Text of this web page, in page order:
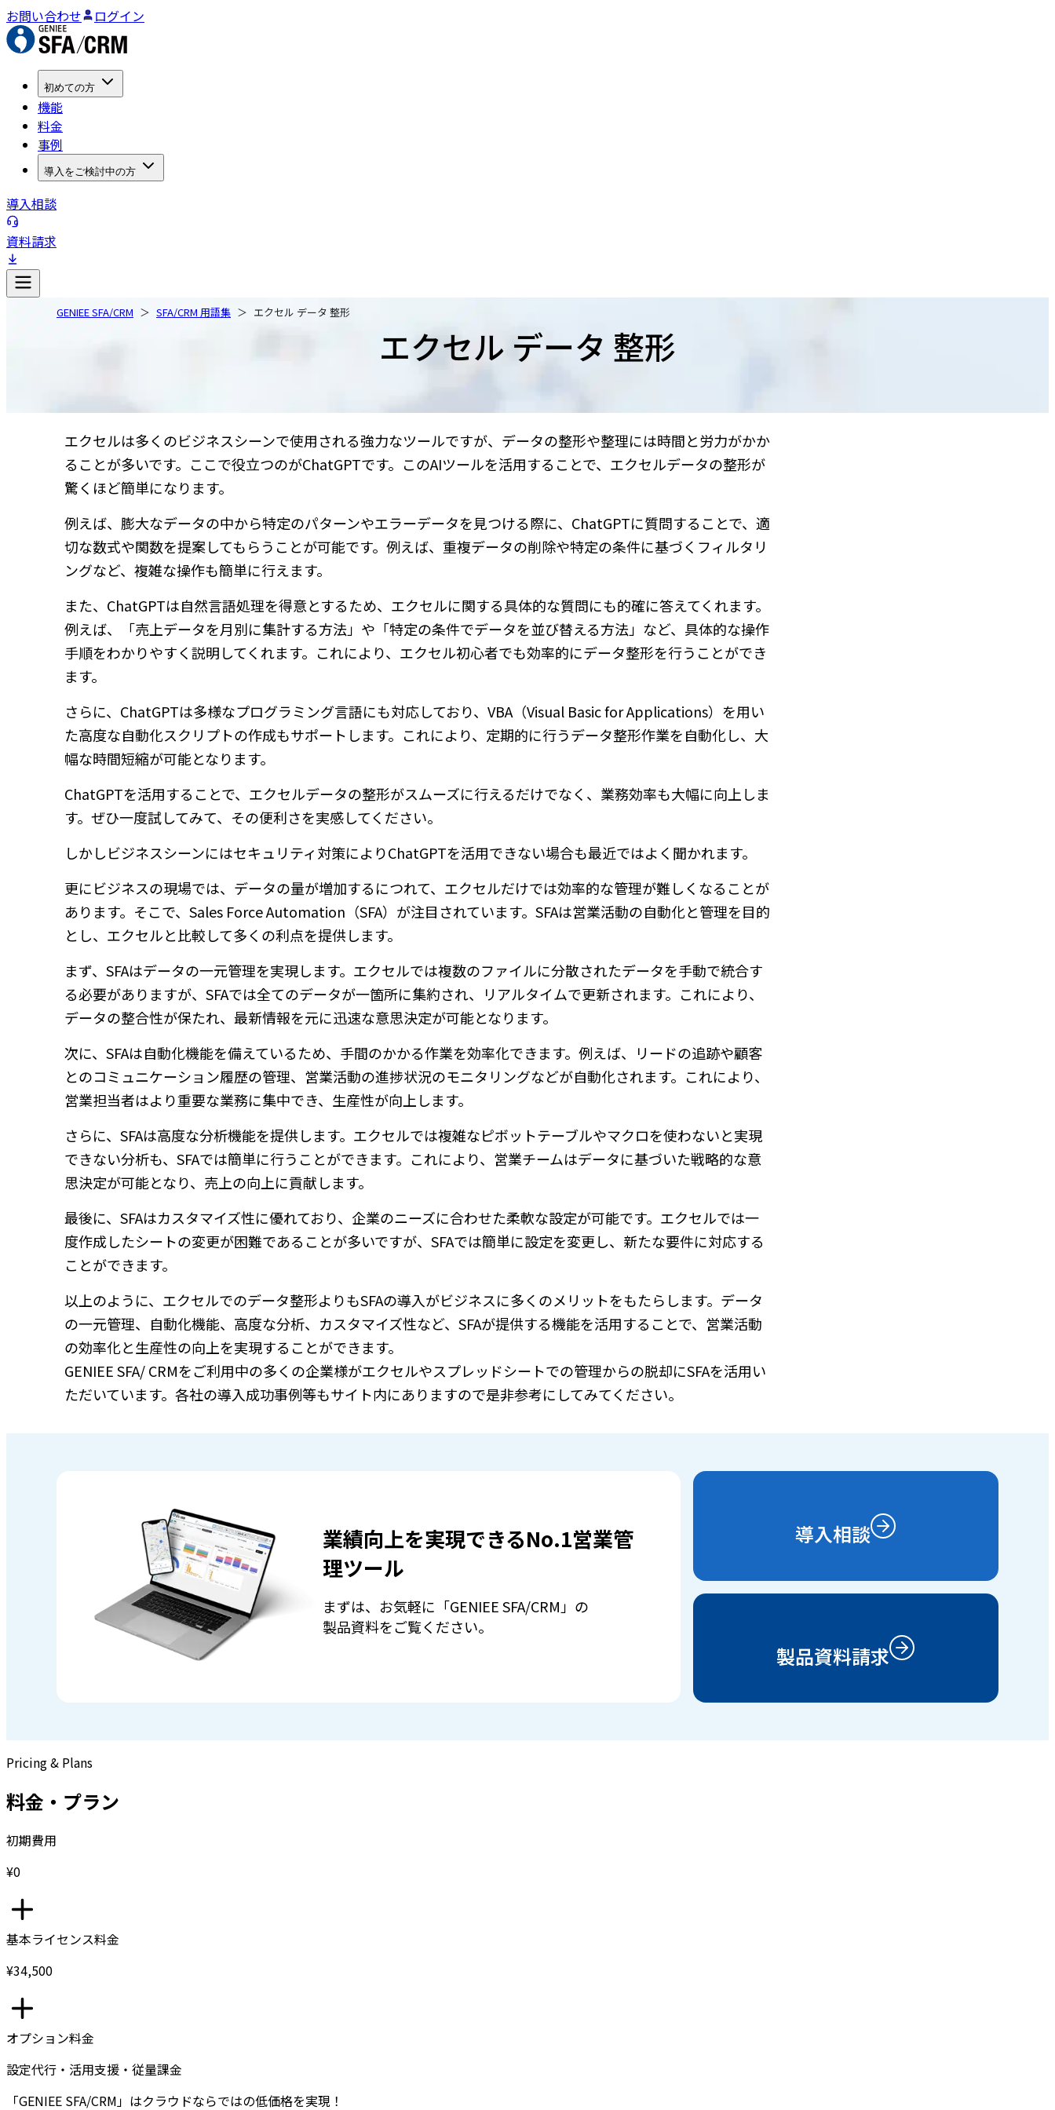
お問い合わせ ログイン
初めての方
機能
料金
事例
導入をご検討中の方
導入相談
資料請求
GENIEE SFA/CRM SFA/CRM 用語集 エクセル データ 整形
エクセル データ 整形
エクセルは多くのビジネスシーンで使用される強力なツールですが、データの整形や整理には時間と労力がかか
ることが多いです。ここで役立つのがChatGPTです。このAIツールを活用することで、エクセルデータの整形が
驚くほど簡単になります。
例えば、膨大なデータの中から特定のパターンやエラーデータを見つける際に、ChatGPTに質問することで、適
切な数式や関数を提案してもらうことが可能です。例えば、重複データの削除や特定の条件に基づくフィルタリ
ングなど、複雑な操作も簡単に行えます。
また、ChatGPTは自然言語処理を得意とするため、エクセルに関する具体的な質問にも的確に答えてくれます。
例えば、「売上データを月別に集計する方法」や「特定の条件でデータを並び替える方法」など、具体的な操作
手順をわかりやすく説明してくれます。これにより、エクセル初心者でも効率的にデータ整形を行うことができ
ます。
さらに、ChatGPTは多様なプログラミング言語にも対応しており、VBA（Visual Basic for Applications）を用い
た高度な自動化スクリプトの作成もサポートします。これにより、定期的に行うデータ整形作業を自動化し、大
幅な時間短縮が可能となります。
ChatGPTを活用することで、エクセルデータの整形がスムーズに行えるだけでなく、業務効率も大幅に向上しま
す。ぜひ一度試してみて、その便利さを実感してください。
しかしビジネスシーンにはセキュリティ対策によりChatGPTを活用できない場合も最近ではよく聞かれます。
更にビジネスの現場では、データの量が増加するにつれて、エクセルだけでは効率的な管理が難しくなることが
あります。そこで、Sales Force Automation（SFA）が注目されています。SFAは営業活動の自動化と管理を目的
とし、エクセルと比較して多くの利点を提供します。
まず、SFAはデータの一元管理を実現します。エクセルでは複数のファイルに分散されたデータを手動で統合す
る必要がありますが、SFAでは全てのデータが一箇所に集約され、リアルタイムで更新されます。これにより、
データの整合性が保たれ、最新情報を元に迅速な意思決定が可能となります。
次に、SFAは自動化機能を備えているため、手間のかかる作業を効率化できます。例えば、リードの追跡や顧客
とのコミュニケーション履歴の管理、営業活動の進捗状況のモニタリングなどが自動化されます。これにより、
営業担当者はより重要な業務に集中でき、生産性が向上します。
さらに、SFAは高度な分析機能を提供します。エクセルでは複雑なピボットテーブルやマクロを使わないと実現
できない分析も、SFAでは簡単に行うことができます。これにより、営業チームはデータに基づいた戦略的な意
思決定が可能となり、売上の向上に貢献します。
最後に、SFAはカスタマイズ性に優れており、企業のニーズに合わせた柔軟な設定が可能です。エクセルでは一
度作成したシートの変更が困難であることが多いですが、SFAでは簡単に設定を変更し、新たな要件に対応する
ことができます。
以上のように、エクセルでのデータ整形よりもSFAの導入がビジネスに多くのメリットをもたらします。データ
の一元管理、自動化機能、高度な分析、カスタマイズ性など、SFAが提供する機能を活用することで、営業活動
の効率化と生産性の向上を実現することができます。
GENIEE SFA/ CRMをご利用中の多くの企業様がエクセルやスプレッドシートでの管理からの脱却にSFAを活用い
ただいています。各社の導入成功事例等もサイト内にありますので是非参考にしてみてください。
業績向上を実現できるNo.1営業管
理ツール
まずは、お気軽に「GENIEE SFA/CRM」の
製品資料をご覧ください。
導入相談
製品資料請求
Pricing & Plans
料金・プラン
初期費用
¥0
基本ライセンス料金
¥34,500
オプション料金
設定代行・活用支援・従量課金
「GENIEE SFA/CRM」はクラウドならではの低価格を実現！